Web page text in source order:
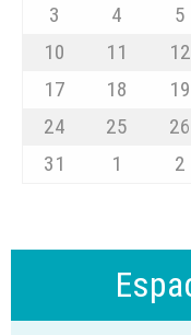
3
4 5
10
11 12
17
18 19
24
25 26
31
1 2